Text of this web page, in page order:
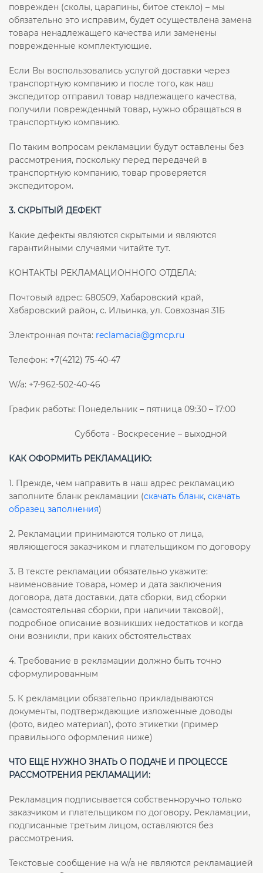
поврежден (сколы, царапины, битое стекло) – мы
обязательно это исправим, будет осуществлена замена
товара ненадлежащего качества или заменены
поврежденные комплектующие.
Если Вы воспользовались услугой доставки через
транспортную компанию и после того, как наш
экспедитор отправил товар надлежащего качества,
получили поврежденный товар, нужно обращаться в
транспортную компанию.
По таким вопросам рекламации будут оставлены без
рассмотрения, поскольку перед передачей в
транспортную компанию, товар проверяется
экспедитором.
3. СКРЫТЫЙ ДЕФЕКТ
Какие дефекты являются скрытыми и являются
гарантийными случаями читайте тут.
КОНТАКТЫ РЕКЛАМАЦИОННОГО ОТДЕЛА:
Почтовый адрес: 680509, Хабаровский край,
Хабаровский район, с. Ильинка, ул. Совхозная 31Б
Электронная почта: reclamacia@gmcp.ru
Телефон: +7(4212) 75-40-47
W/a: +7-962-502-40-46
График работы: Понедельник – пятница 09:30 – 17:00
Суббота - Воскресение – выходной
КАК ОФОРМИТЬ РЕКЛАМАЦИЮ:
1. Прежде, чем направить в наш адрес рекламацию
заполните бланк рекламации (скачать бланк, скачать
образец заполнения)
2. Рекламации принимаются только от лица,
являющегося заказчиком и плательщиком по договору
3. В тексте рекламации обязательно укажите:
наименование товара, номер и дата заключения
договора, дата доставки, дата сборки, вид сборки
(самостоятельная сборки, при наличии таковой),
подробное описание возникших недостатков и когда
они возникли, при каких обстоятельствах
4. Требование в рекламации должно быть точно
сформулированным
5. К рекламации обязательно прикладываются
документы, подтверждающие изложенные доводы
(фото, видео материал), фото этикетки (пример
правильного оформления ниже)
ЧТО ЕЩЕ НУЖНО ЗНАТЬ О ПОДАЧЕ И ПРОЦЕССЕ
РАССМОТРЕНИЯ РЕКЛАМАЦИИ:
Рекламация подписывается собственноручно только
заказчиком и плательщиком по договору. Рекламации,
подписанные третьим лицом, оставляются без
рассмотрения.
Текстовые сообщение на w/a не являются рекламацией